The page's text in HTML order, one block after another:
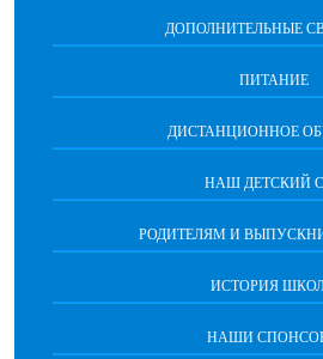
ДОПОЛНИТЕЛЬНЫЕ
ПИТАНИЕ
ДИСТАНЦИОННОЕ
НАШ ДЕТСКИЙ
РОДИТЕЛЯМ И
ИСТОРИЯ
НАШИ